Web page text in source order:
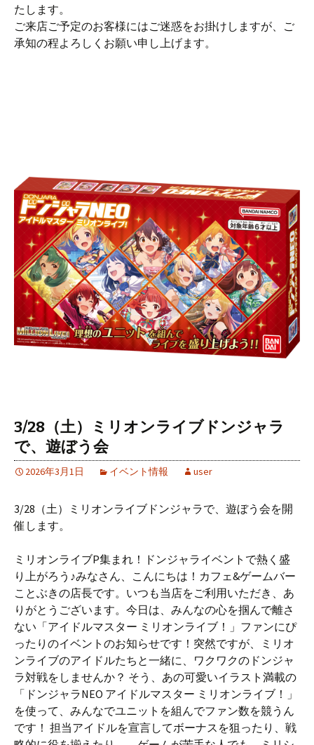
たします。
ご来店ご予定のお客様にはご迷惑をお掛けしますが、ご
承知の程よろしくお願い申し上げます。
3/28（土）ミリオンライブドンジャラ
で、遊ぼう会
2026年3月1日 イベント情報 user
3/28（土）ミリオンライブドンジャラで、遊ぼう会を開
催します。
ミリオンライブP集まれ！ドンジャライベントで熱く盛
り上がろう♪みなさん、こんにちは！カフェ&ゲームバー
ことぶきの店長です。いつも当店をご利用いただき、あ
りがとうございます。今日は、みんなの心を掴んで離さ
ない「アイドルマスター ミリオンライブ！」ファンにぴ
ったりのイベントのお知らせです！突然ですが、ミリオ
ンライブのアイドルたちと一緒に、ワクワクのドンジャ
ラ対戦をしませんか？ そう、あの可愛いイラスト満載の
「ドンジャラNEO アイドルマスター ミリオンライブ！」
を使って、みんなでユニットを組んでファン数を競うん
です！ 担当アイドルを宣言してボーナスを狙ったり、戦